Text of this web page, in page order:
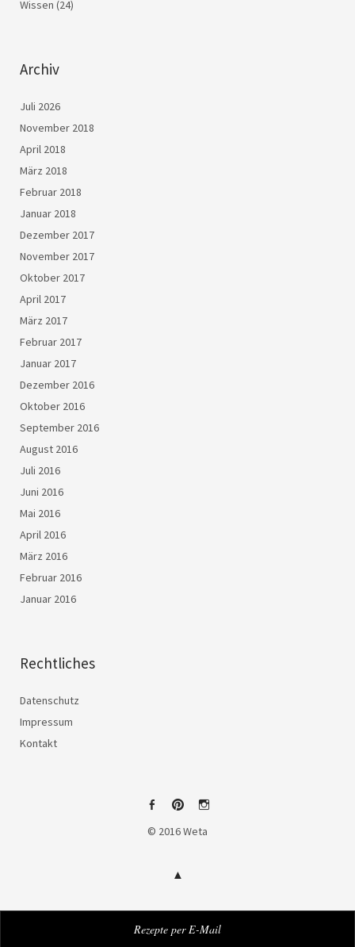
Wissen (24)
Archiv
Juli 2026
November 2018
April 2018
März 2018
Februar 2018
Januar 2018
Dezember 2017
November 2017
Oktober 2017
April 2017
März 2017
Februar 2017
Januar 2017
Dezember 2016
Oktober 2016
September 2016
August 2016
Juli 2016
Juni 2016
Mai 2016
April 2016
März 2016
Februar 2016
Januar 2016
Rechtliches
Datenschutz
Impressum
Kontakt
FacebookPinterestInstagram
© 2016 Weta
Rezepte per E-Mail